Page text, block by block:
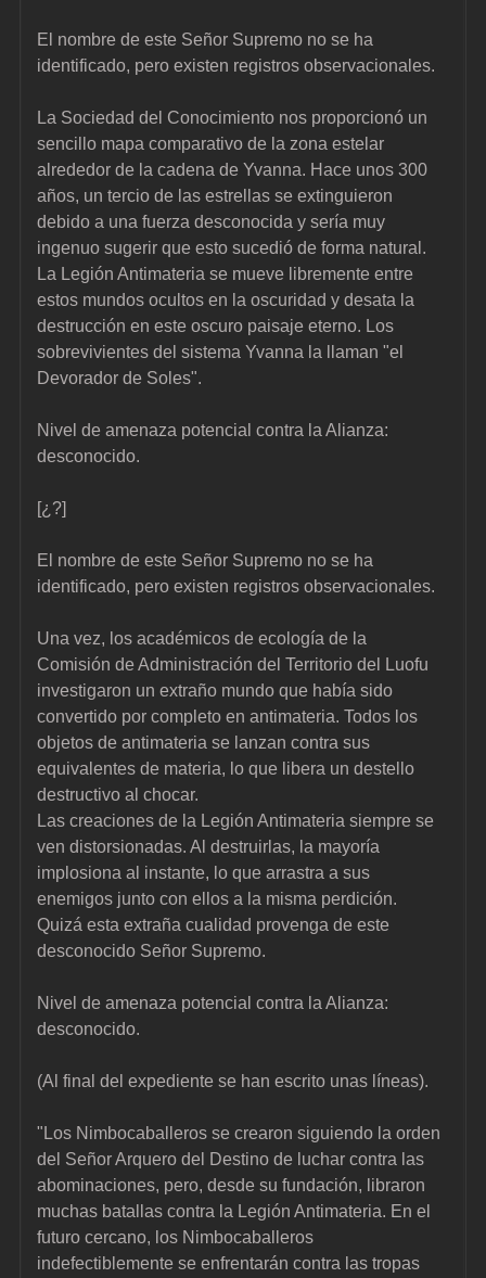
El nombre de este Señor Supremo no se ha
identificado, pero existen registros observacionales.
La Sociedad del Conocimiento nos proporcionó un
sencillo mapa comparativo de la zona estelar
alrededor de la cadena de Yvanna. Hace unos 300
años, un tercio de las estrellas se extinguieron
debido a una fuerza desconocida y sería muy
ingenuo sugerir que esto sucedió de forma natural.
La Legión Antimateria se mueve libremente entre
estos mundos ocultos en la oscuridad y desata la
destrucción en este oscuro paisaje eterno. Los
sobrevivientes del sistema Yvanna la llaman "el
Devorador de Soles".
Nivel de amenaza potencial contra la Alianza:
desconocido.
[¿?]
El nombre de este Señor Supremo no se ha
identificado, pero existen registros observacionales.
Una vez, los académicos de ecología de la
Comisión de Administración del Territorio del Luofu
investigaron un extraño mundo que había sido
convertido por completo en antimateria. Todos los
objetos de antimateria se lanzan contra sus
equivalentes de materia, lo que libera un destello
destructivo al chocar.
Las creaciones de la Legión Antimateria siempre se
ven distorsionadas. Al destruirlas, la mayoría
implosiona al instante, lo que arrastra a sus
enemigos junto con ellos a la misma perdición.
Quizá esta extraña cualidad provenga de este
desconocido Señor Supremo.
Nivel de amenaza potencial contra la Alianza:
desconocido.
(Al final del expediente se han escrito unas líneas).
"Los Nimbocaballeros se crearon siguiendo la orden
del Señor Arquero del Destino de luchar contra las
abominaciones, pero, desde su fundación, libraron
muchas batallas contra la Legión Antimateria. En el
futuro cercano, los Nimbocaballeros
indefectiblemente se enfrentarán contra las tropas